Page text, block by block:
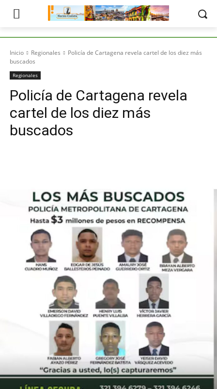
Inicio Regionales
Policía de Cartagena revela cartel de los diez más
buscados
Regionales
Policía de Cartagena revela
cartel de los diez más
buscados